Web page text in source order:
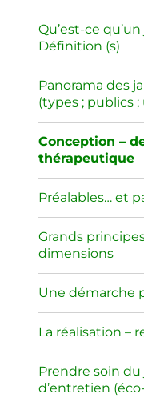
Qu’est-ce
Définition (s)
Panorama des
(types ; publics ;
Conception –
thérapeutique
Préalables… et
Grands
dimensions
Une démarche
La réalisation –
Prendre soin
d’entretien